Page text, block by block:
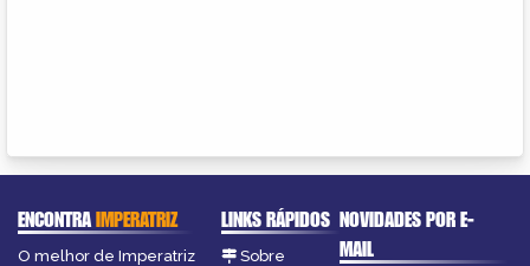
ENCONTRAIMPERATRIZ
O melhor de Imperatriz
LINKS RÁPIDOS
Sobre
NOVIDADES POR E-
MAIL